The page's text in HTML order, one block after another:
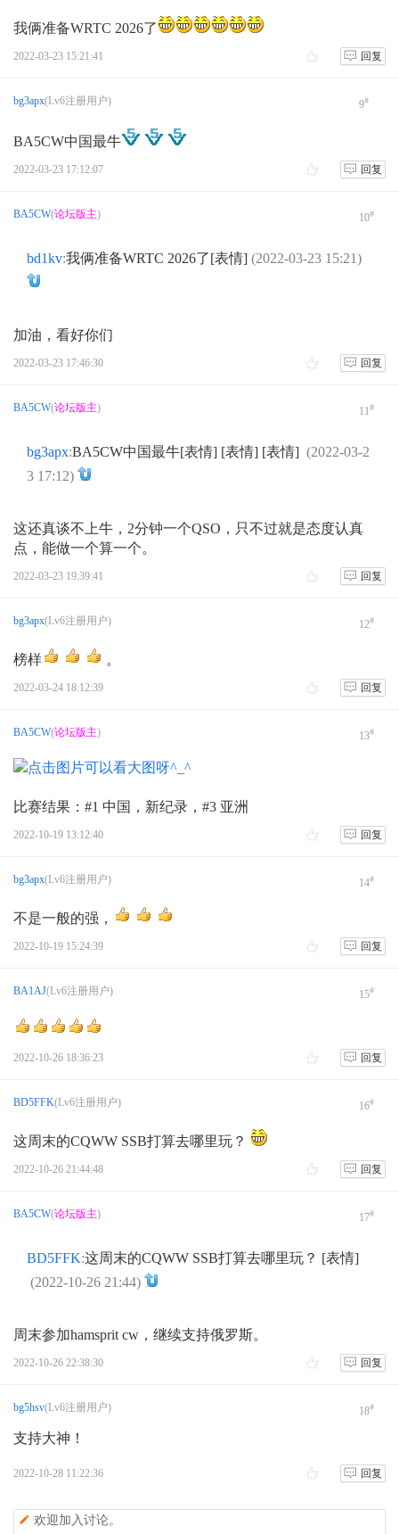
我俩准备WRTC 2026了
2022-03-23 15:21:41 回复
bg3apx(Lv6注册用户) 9#
BA5CW中国最牛
2022-03-23 17:12:07 回复
BA5CW(论坛版主) 10#
bd1kv:我俩准备WRTC 2026了[表情] (2022-03-23 15:21)
加油，看好你们
2022-03-23 17:46:30 回复
BA5CW(论坛版主) 11#
bg3apx:BA5CW中国最牛[表情] [表情] [表情] (2022-03-2
3 17:12)
这还真谈不上牛，2分钟一个QSO，只不过就是态度认真
点，能做一个算一个。
2022-03-23 19:39:41 回复
bg3apx(Lv6注册用户) 12#
榜样 。
2022-03-24 18:12:39 回复
BA5CW(论坛版主) 13#
比赛结果：#1 中国，新纪录，#3 亚洲
2022-10-19 13:12:40 回复
bg3apx(Lv6注册用户) 14#
不是一般的强，
2022-10-19 15:24:39 回复
BA1AJ(Lv6注册用户) 15#
2022-10-26 18:36:23 回复
BD5FFK(Lv6注册用户) 16#
这周末的CQWW SSB打算去哪里玩？
2022-10-26 21:44:48 回复
BA5CW(论坛版主) 17#
BD5FFK:这周末的CQWW SSB打算去哪里玩？ [表情]
(2022-10-26 21:44)
周末参加hamsprit cw，继续支持俄罗斯。
2022-10-26 22:38:30 回复
bg5hsv(Lv6注册用户) 18#
支持大神！
2022-10-28 11:22:36 回复
欢迎加入讨论。